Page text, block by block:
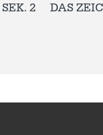
SEK. 2 DAS